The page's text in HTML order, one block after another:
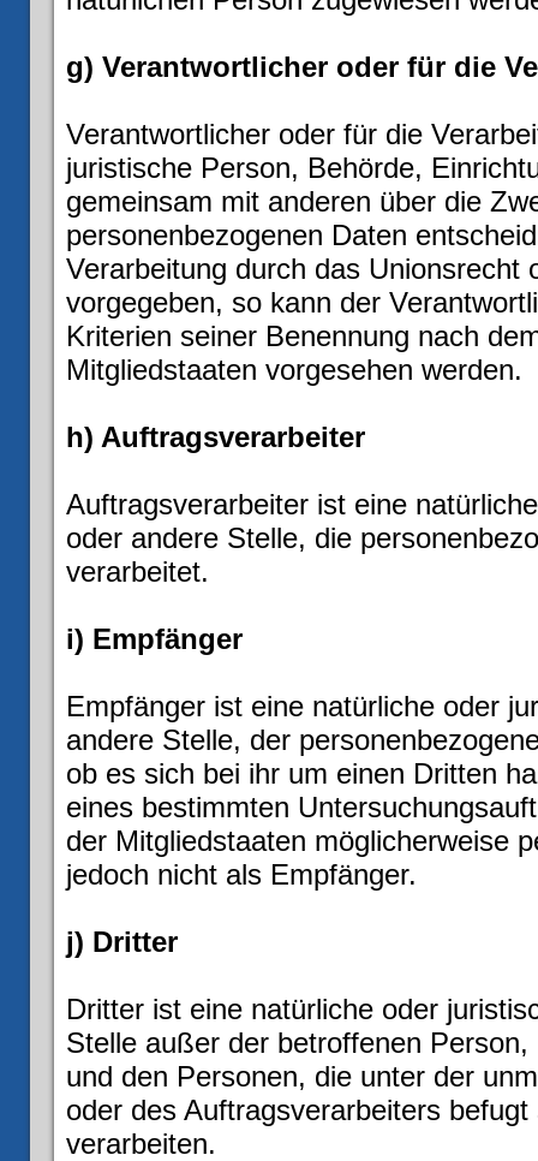
g) Verantwortlicher oder für die
Verantwortlicher oder für die
juristische Person, Behörde,
gemeinsam mit anderen über die
personenbezogenen Daten
Verarbeitung durch das Unionsrecht
vorgegeben, so kann der
Kriterien seiner Benennung nach
Mitgliedstaaten vorgesehen werden.
h) Auftragsverarbeiter
Auftragsverarbeiter ist eine
oder andere Stelle, die
verarbeitet.
i) Empfänger
Empfänger ist eine natürliche oder
andere Stelle, der
ob es sich bei ihr um einen Dritten
eines bestimmten
der Mitgliedstaaten möglicherweise
jedoch nicht als Empfänger.
j) Dritter
Dritter ist eine natürliche oder
Stelle außer der betroffenen
und den Personen, die unter der
oder des Auftragsverarbeiters
verarbeiten.